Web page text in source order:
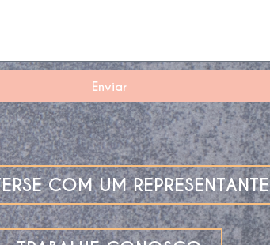
Enviar
COM UM REPRESENTANTE